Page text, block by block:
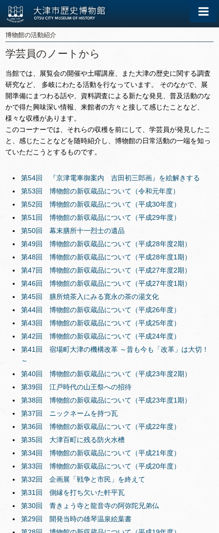
博物館の活動紹介
学芸員のノートから
当館では、展覧会の開催や土曜講座、また大津の歴史に関する調査
研究など、 多岐にわたる活動を行なっています。 そのなかで、展
開準備にまつわる話や、資料調査による新たな発見、普及活動のな
かで得た興味深い情報、来館者の方々と接して感じたことなど、
様々な収穫があります。
このコーナーでは、それらの収穫を前にして、学芸員が発見したこ
と、感じたことなどを随時紹介し、博物館の日常活動の一端を知っ
ていただこうとするものです。
第54回 『京津電車御案内 吉田初三郎画』を絵解きする
第53回 博物館の新収蔵品について（令和元年度）
第52回 博物館の新収蔵品について（平成30年度）
第51回 博物館の新収蔵品について（平成29年度）
第50回 幕末膳所十一烈士の遺品
第49回 博物館の新収蔵品について（平成28年度2期）
第48回 博物館の新収蔵品について（平成28年度1期）
第47回 博物館の新収蔵品について（平成27年度2期）
第46回 博物館の新収蔵品について（平成27年度1期）
第45回 膳所焼茶入にみる寛永の茶の湯文化
第44回 博物館の新収蔵品について（平成26年度）
第43回 博物館の新収蔵品について（平成25年度）
第42回 博物館の新収蔵品について（平成24年度）
第41回 宿場町大津の機構改革 ～昔も今も「改革」は大切！
～
第40回 博物館の新収蔵品について（平成23年度2期）
第39回 江戸時代の山王祭への招待
第38回 博物館の新収蔵品について（平成23年度1期）
第37回 ニックネームを持つ瓦
第36回 博物館の新収蔵品について（平成22年度）
第35回 大津百町に残る防火水槽
第34回 博物館の新収蔵品について（平成21年度）
第33回 博物館の新収蔵品について（平成20年度）
第32回 企画展「戦争と市民」を終えて
第31回 側縁を打ち欠いた軒平瓦
第30回 青きょう寺と龍音寺の阿弥陀兄弟仏
第29回 開発当時の雄琴温泉絵葉書